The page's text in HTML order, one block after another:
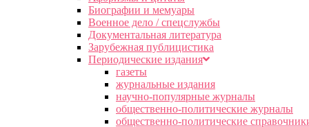
Биографии и мемуары
Военное дело / спецслужбы
Документальная литература
Зарубежная публицистика
Периодические издания
газеты
журнальные издания
научно-популярные журналы
общественно-политические журналы
общественно-политические